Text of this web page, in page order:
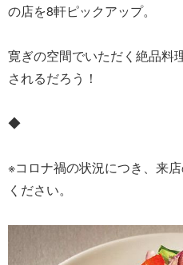
の店を8軒ピックアップ。
寛ぎの空間でいただく絶品料
されるだろう！
◆
※コロナ禍の状況につき、来
ください。